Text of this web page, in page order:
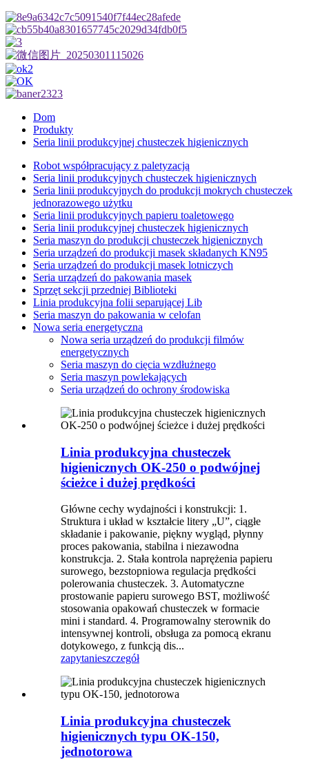
Dom
Produkty
Seria linii produkcyjnej chusteczek higienicznych
Robot współpracujący z paletyzacją
Seria linii produkcyjnych chusteczek higienicznych
Seria linii produkcyjnych do produkcji mokrych chusteczek
jednorazowego użytku
Seria linii produkcyjnych papieru toaletowego
Seria linii produkcyjnej chusteczek higienicznych
Seria maszyn do produkcji chusteczek higienicznych
Seria urządzeń do produkcji masek składanych KN95
Seria urządzeń do produkcji masek lotniczych
Seria urządzeń do pakowania masek
Sprzęt sekcji przedniej Biblioteki
Linia produkcyjna folii separującej Lib
Seria maszyn do pakowania w celofan
Nowa seria energetyczna
Nowa seria urządzeń do produkcji filmów
energetycznych
Seria maszyn do cięcia wzdłużnego
Seria maszyn powlekających
Seria urządzeń do ochrony środowiska
Linia produkcyjna chusteczek
higienicznych OK-250 o podwójnej
ścieżce i dużej prędkości
Główne cechy wydajności i konstrukcji: 1.
Struktura i układ w kształcie litery „U”, ciągłe
składanie i pakowanie, piękny wygląd, płynny
proces pakowania, stabilna i niezawodna
konstrukcja. 2. Stała kontrola naprężenia papieru
surowego, bezstopniowa regulacja prędkości
polerowania chusteczek. 3. Automatyczne
prostowanie papieru surowego BST, możliwość
stosowania opakowań chusteczek w formacie
mini i standard. 4. Programowalny sterownik do
intensywnej kontroli, obsługa za pomocą ekranu
dotykowego, z funkcją dis...
zapytanieszczegół
Linia produkcyjna chusteczek
higienicznych typu OK-150,
jednotorowa